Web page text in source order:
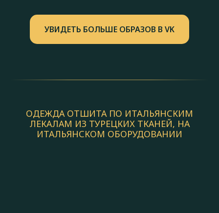
УВИДЕТЬ БОЛЬШЕ ОБРАЗОВ В VK
ОДЕЖДА ОТШИТА ПО ИТАЛЬЯНСКИМ
ЛЕКАЛАМ ИЗ ТУРЕЦКИХ ТКАНЕЙ, НА
ИТАЛЬЯНСКОМ ОБОРУДОВАНИИ